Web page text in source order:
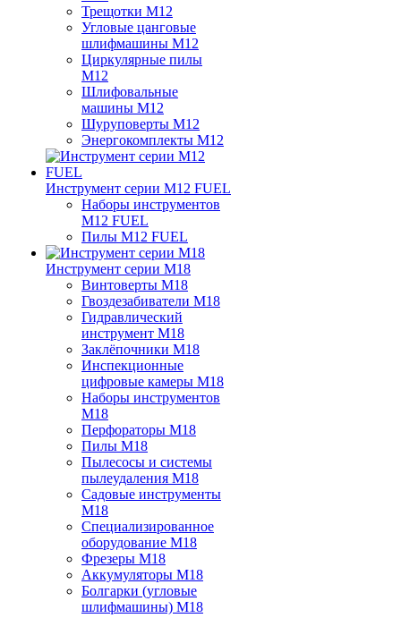
Трещотки M12
Угловые цанговые
шлифмашины M12
Циркулярные пилы
M12
Шлифовальные
машины M12
Шуруповерты M12
Энергокомплекты M12
Инструмент серии M12 FUEL
Наборы инструментов
M12 FUEL
Пилы M12 FUEL
Инструмент серии M18
Винтоверты M18
Гвоздезабиватели M18
Гидравлический
инструмент M18
Заклёпочники M18
Инспекционные
цифровые камеры M18
Наборы инструментов
M18
Перфораторы M18
Пилы M18
Пылесосы и системы
пылеудаления M18
Садовые инструменты
M18
Специализированное
оборудование M18
Фрезеры M18
Аккумуляторы M18
Болгарки (угловые
шлифмашины) M18